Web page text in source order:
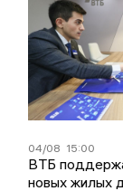
04/08 15:00
ВТБ
новых жилых